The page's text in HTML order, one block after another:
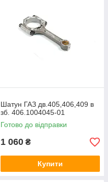
Шатун ГАЗ дв.405,406,409 в
зб. 406.1004045-01
Готово до відправки
1 060 ₴
Купити